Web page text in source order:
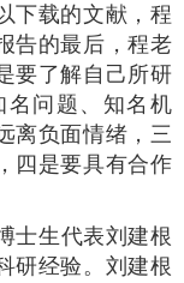
下载的文献，程
告的最后，程老
要了解自己所研
名问题、知名机
离负面情绪，三
四是要具有合作
士生代表刘建根
研经验。刘建根